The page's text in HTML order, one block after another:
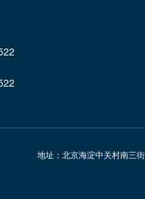
地址：北京海淀中关村南三